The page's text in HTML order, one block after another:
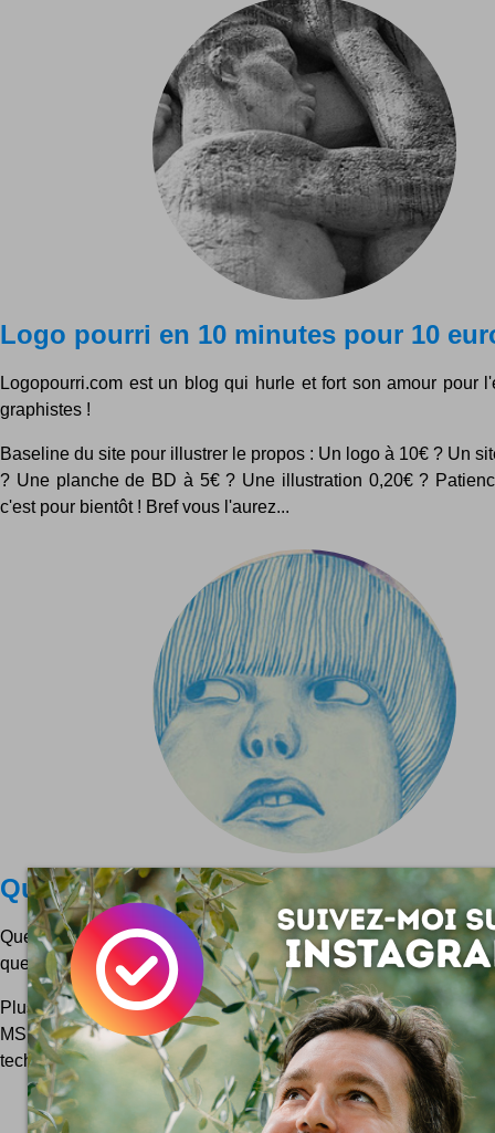
Logo pourri en 10 minutes pour 10
Logopourri.com est un blog qui hurle et fort son amour pour
graphistes !
Baseline du site pour illustrer le propos : Un logo à 10€ ? Un
? Une planche de BD à 5€ ? Une illustration 0,20€ ?
c'est pour bientôt ! Bref vous l'aurez...
Qui m'a bloqué sur MSN ?
Quelle est l'enflure qui m'a bloqué sur MSN ? Vous êtes vous
question ? Attention, les réponses possibles sont toutes
Plusieurs sites vous proposent en effet de découvrir qui
MSN (Live Messenger). Ce sont tous des arnaques. Il est
techniquement de dire que l'on a accès à des bases de...